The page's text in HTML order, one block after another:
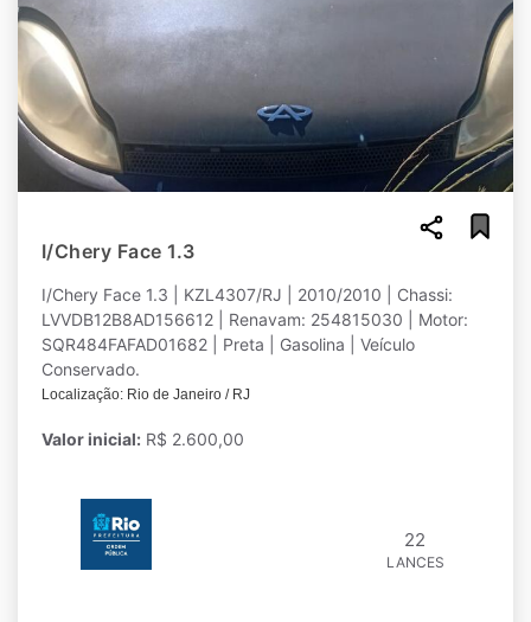
I/Chery Face 1.3
I/Chery Face 1.3 | KZL4307/RJ | 2010/2010 | Chassi:
LVVDB12B8AD156612 | Renavam: 254815030 | Motor:
SQR484FAFAD01682 | Preta | Gasolina | Veículo
Conservado.
Localização: Rio de Janeiro / RJ
Valor inicial: R$ 2.600,00
22
LANCES